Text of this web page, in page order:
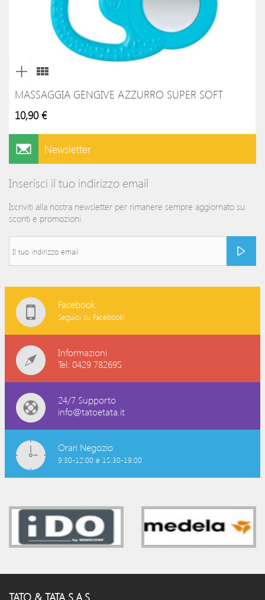
MASSAGGIA GENGIVE AZZURRO SUPER SOFT
10,90 €
Newsletter
Inserisci il tuo indirizzo email
Iscriviti alla nostra newsletter per rimanere sempre aggiornato su
sconti e promozioni.
Facebook
Seguici su Facebook!
Informazioni
Tel: 0429 782695
24/7 Supporto
info@tatoetata.it
Orari Negozio
9:30-12:00 e 15:30-19:00
TATO & TATA S.A.S.